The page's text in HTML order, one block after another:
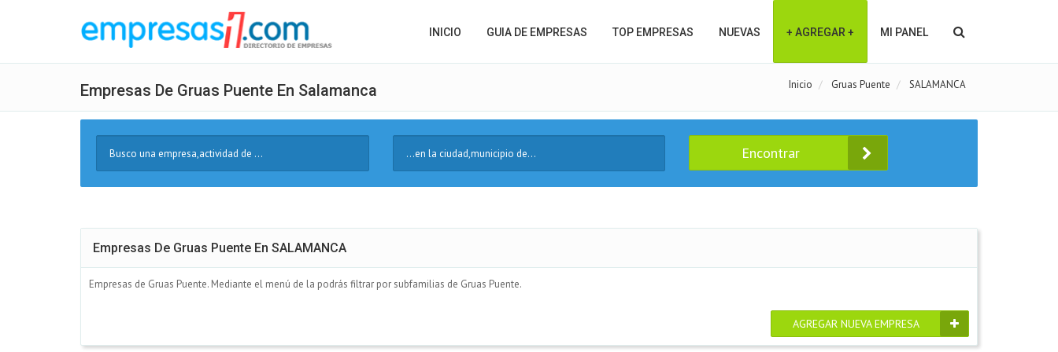
INICIO GUIA DE EMPRESAS TOP EMPRESAS NUEVAS + AGREGAR + MI PANEL
Empresas De Gruas Puente En Salamanca Inicio Gruas Puente SALAMANCA
Texto
Encontrar
Empresas De Gruas Puente En SALAMANCA
Empresas de Gruas Puente. Mediante el menú de la podrás filtrar por subfamilias de Gruas Puente.
AGREGAR NUEVA EMPRESA